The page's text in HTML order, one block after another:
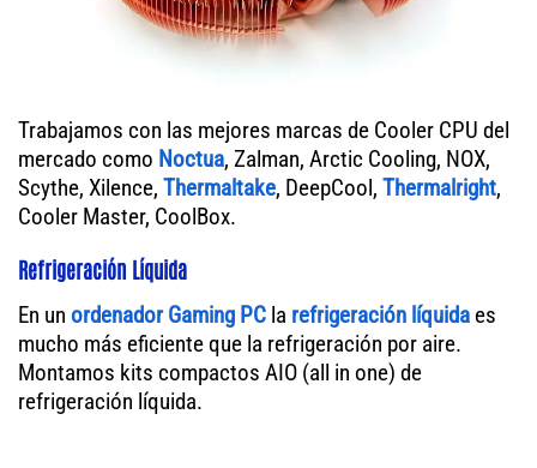
Trabajamos con las mejores marcas de Cooler CPU del
mercado como Noctua, Zalman, Arctic Cooling, NOX,
Scythe, Xilence, Thermaltake, DeepCool, Thermalright,
Cooler Master, CoolBox.
Refrigeración Líquida
En un ordenador Gaming PC la refrigeración líquida es
mucho más eficiente que la refrigeración por aire.
Montamos kits compactos AIO (all in one) de
refrigeración líquida.